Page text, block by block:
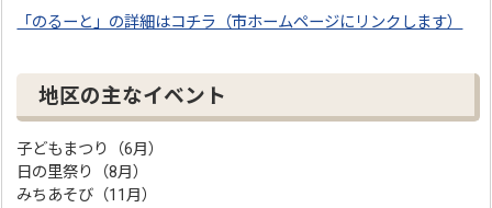
「のるーと」の詳細はコチラ（市ホームページにリンクします）
地区の主なイベント
子どもまつり（6月）
日の里祭り（8月）
みちあそび（11月）